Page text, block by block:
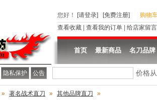
隐私保护 公告
您好 ！ [请登录] [免费注册]
购物
查看收藏
查看我的订单 给店家留言
首页 最新商品 名刀品牌
价格
» 著名战术直刀 » 其他品牌直刀 »